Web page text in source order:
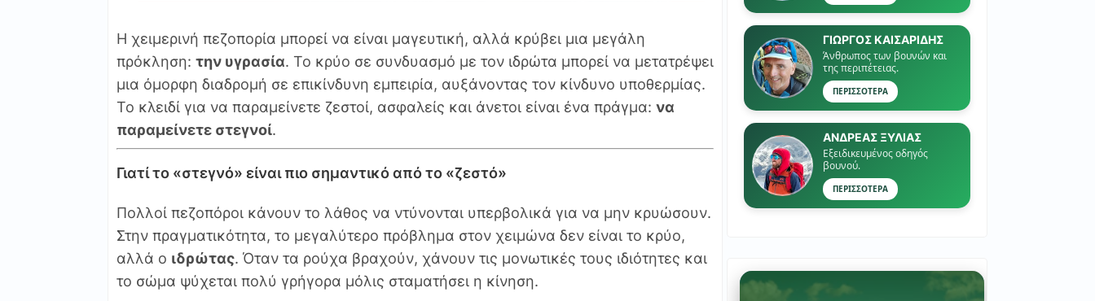
Η χειμερινή πεζοπορία μπορεί να είναι μαγευτική, αλλά κρύβει μια μεγάλη
πρόκληση: την υγρασία. Το κρύο σε συνδυασμό με τον ιδρώτα μπορεί να μετατρέψει
μια όμορφη διαδρομή σε επικίνδυνη εμπειρία, αυξάνοντας τον κίνδυνο υποθερμίας.
Το κλειδί για να παραμείνετε ζεστοί, ασφαλείς και άνετοι είναι ένα πράγμα: να
παραμείνετε στεγνοί.
Γιατί το «στεγνό» είναι πιο σημαντικό από το «ζεστό»
Πολλοί πεζοπόροι κάνουν το λάθος να ντύνονται υπερβολικά για να μην κρυώσουν.
Στην πραγματικότητα, το μεγαλύτερο πρόβλημα στον χειμώνα δεν είναι το κρύο,
αλλά ο ιδρώτας. Όταν τα ρούχα βραχούν, χάνουν τις μονωτικές τους ιδιότητες και
το σώμα ψύχεται πολύ γρήγορα μόλις σταματήσει η κίνηση.
ΓΙΏΡΓΟΣ ΚΑΙΣΑΡΙΔΗΣ
Άνθρωπος των βουνών και
της περιπέτειας.
ΠΕΡΙΣΣΟΤΕΡΑ
ΑΝΔΡΕΑΣ ΞΥΛΙΑΣ
Εξειδικευμένος οδηγός
βουνού.
ΠΕΡΙΣΣΟΤΕΡΑ